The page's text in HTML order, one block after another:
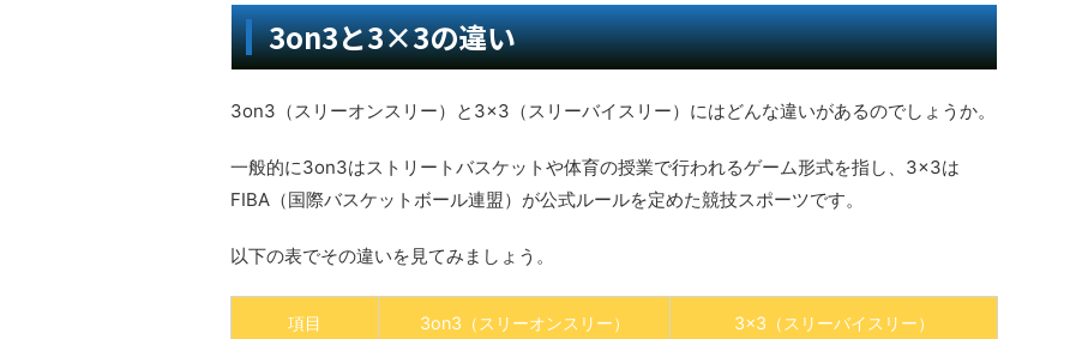
3on3と3×3の違い
3on3（スリーオンスリー）と3×3（スリーバイスリー）にはどんな違いがあるのでしょうか。
一般的に3on3はストリートバスケットや体育の授業で行われるゲーム形式を指し、3×3は
FIBA（国際バスケットボール連盟）が公式ルールを定めた競技スポーツです。
以下の表でその違いを見てみましょう。
項目 3on3（スリーオンスリー） 3×3（スリーバイスリー）